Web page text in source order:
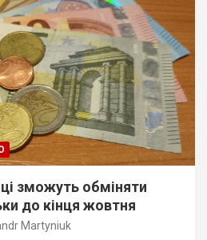
зможуть обміняти
до кінця жовтня
Martyniuk